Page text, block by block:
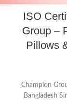
ISO
Group –
Pillows
Champion
Bangladesh